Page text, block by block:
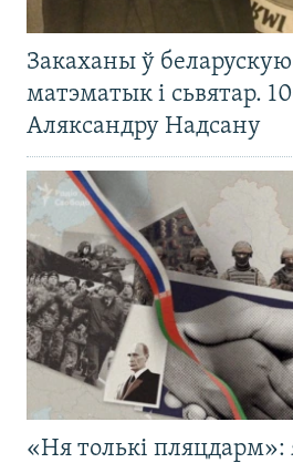
Закаханы ў
матэматык і сьвятар.
Аляксандру Надсану
«Ня толькі пляцдарм»: